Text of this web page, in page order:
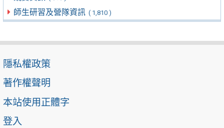
師生研習及營隊資訊 ( 1,810 )
隱私權政策
著作權聲明
本站使用正體字
登入